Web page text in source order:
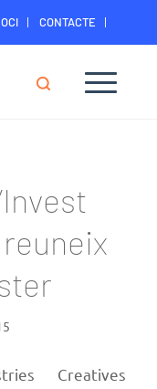
CONTACTE
Creatives